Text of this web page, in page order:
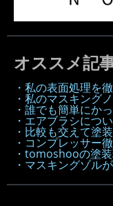
オススメ記
・私の表面処理を
・私のマスキング
・誰でも簡単にか
・エアブラシにつ
・比較も交えて塗
・コンプレッサー
・tomoshooの塗
・マスキングゾル